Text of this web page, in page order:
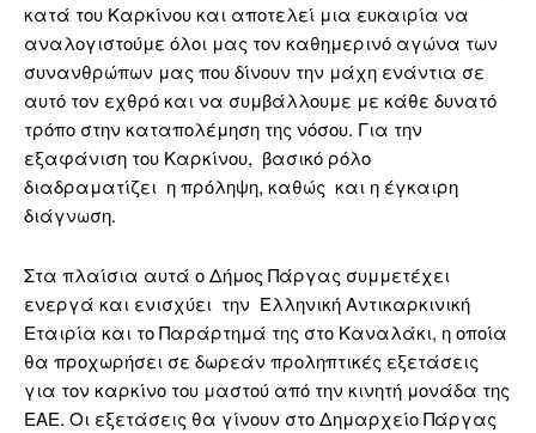
κατά του Καρκίνου και αποτελεί μια ευκαιρία να
αναλογιστούμε όλοι μας τον καθημερινό αγώνα των
συνανθρώπων μας που δίνουν την μάχη ενάντια σε
αυτό τον εχθρό και να συμβάλλουμε με κάθε δυνατό
τρόπο στην καταπολέμηση της νόσου. Για την
εξαφάνιση του Καρκίνου, βασικό ρόλο
διαδραματίζει η πρόληψη, καθώς και η έγκαιρη
διάγνωση.
Στα πλαίσια αυτά ο Δήμος Πάργας συμμετέχει
ενεργά και ενισχύει την Ελληνική Αντικαρκινική
Εταιρία και το Παράρτημά της στο Καναλάκι, η οποία
θα προχωρήσει σε δωρεάν προληπτικές εξετάσεις
για τον καρκίνο του μαστού από την κινητή μονάδα της
ΕΑΕ. Οι εξετάσεις θα γίνουν στο Δημαρχείο Πάργας